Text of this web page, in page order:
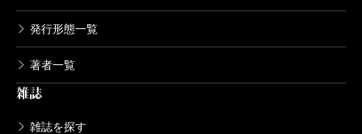
発行形態一覧
著者一覧
雑誌
雑誌を探す